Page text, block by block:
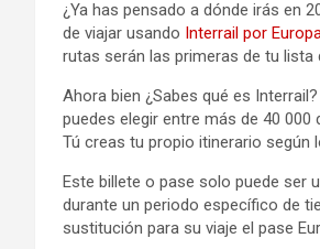
¿Ya has pensado a dónde irás en
de viajar usando Interrail por
rutas serán las primeras de tu
Ahora bien ¿Sabes qué es
puedes elegir entre más de 40
Tú creas tu propio itinerario según
Este billete o pase solo puede ser
durante un periodo específico de
sustitución para su viaje el pase